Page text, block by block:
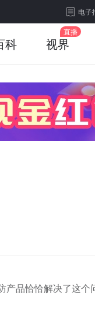
电子
科 视界
产品恰恰解决了这个